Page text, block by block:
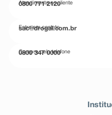
Atendimento ao cliente
0800 771 2120
Entre em contato
sac@drogal.com.br
Compre pelo telefone
0800 347 0000